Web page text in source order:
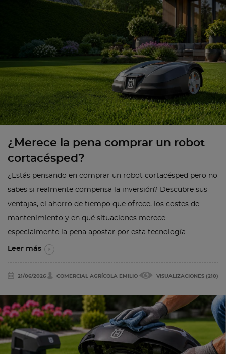
¿Merece la pena comprar un robot
cortacésped?
¿Estás pensando en comprar un robot cortacésped pero no
sabes si realmente compensa la inversión? Descubre sus
ventajas, el ahorro de tiempo que ofrece, los costes de
mantenimiento y en qué situaciones merece
especialmente la pena apostar por esta tecnología.
Leer más
21/06/2026 COMERCIAL AGRÍCOLA EMILIO VISUALIZACIONES (210)